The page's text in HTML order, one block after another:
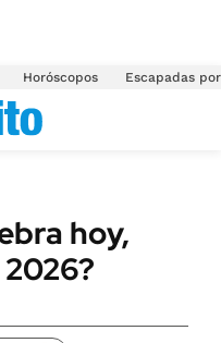
Horóscopos Escapadas
hoy,